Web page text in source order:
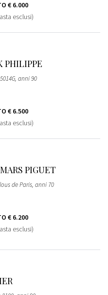
€ 6.000
esclusi)
PHILIPPE
anni 90
€ 6.500
esclusi)
PIGUET
de Paris, anni 70
€ 6.200
esclusi)